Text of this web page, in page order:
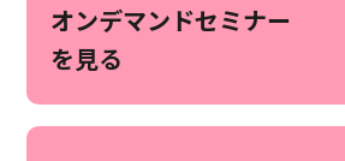
オンデマンドセミナー
を見る